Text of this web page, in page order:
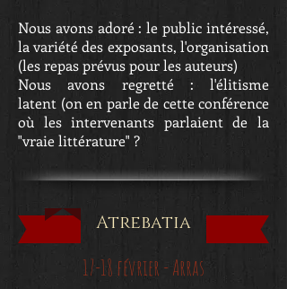
Nous avons adoré : le public intéressé,
la variété des exposants, l'organisation
(les repas prévus pour les auteurs)
Nous avons regretté : l'élitisme
latent (on en parle de cette conférence
où les intervenants parlaient de la
"vraie littérature" ?
Atrebatia
17-18 février - Arras